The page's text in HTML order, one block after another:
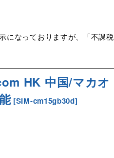
になっておりますが、「不課
HK 中国/マカオ
[SIM-cm15gb30d]